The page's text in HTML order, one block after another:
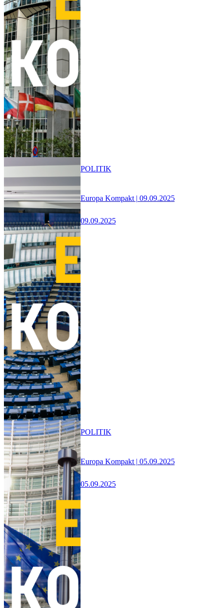
Europa Kompakt | 09.09.2025
09.09.2025
POLITIK
Europa Kompakt | 05.09.2025
05.09.2025
POLITIK